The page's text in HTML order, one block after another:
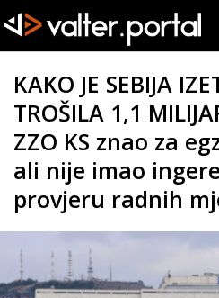
KAKO JE SEBIJA
TROŠILA 1,1
ZZO KS znao za
ali nije imao
provjeru radnih